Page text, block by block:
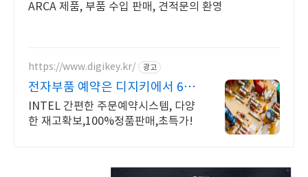
ARCA 제품, 부품 수입 판매, 견적문의 환영
https://www.digikey.kr/ 광고
전자부품 예약은 디지키에서 6만
원이상 무료배송,당일발송
INTEL 간편한 주문예약시스템, 다양
한 재고확보,100%정품판매,초특가!